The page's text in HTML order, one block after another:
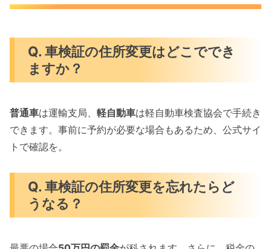
Q. 車検証の住所変更はどこででき
ますか？
普通車は運輸支局、 軽自動車は軽自動車検査協会で手続き
できます。事前に予約が必要な場合もあるため、公式サイ
トで確認を。
Q. 車検証の住所変更を忘れたらど
うなる？